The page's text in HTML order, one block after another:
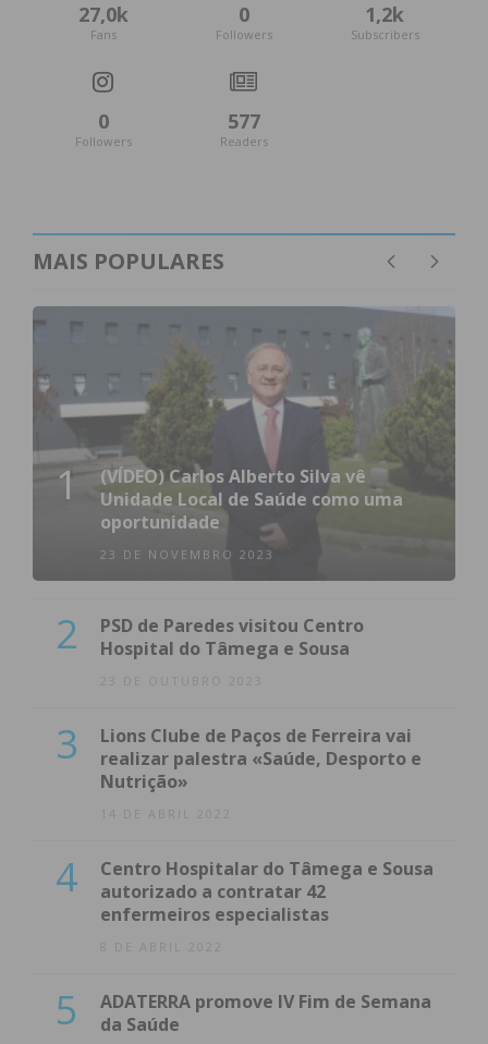
27,0k
Fans
0
Followers
1,2k
Subscribers
0
Followers
577
Readers
MAIS POPULARES
1
(VÍDEO) Carlos Alberto Silva vê
Unidade Local de Saúde como uma
oportunidade
23 DE NOVEMBRO 2023
2
PSD de Paredes visitou Centro
Hospital do Tâmega e Sousa
23 DE OUTUBRO 2023
3
Lions Clube de Paços de Ferreira vai
realizar palestra «Saúde, Desporto e
Nutrição»
14 DE ABRIL 2022
4
Centro Hospitalar do Tâmega e Sousa
autorizado a contratar 42
enfermeiros especialistas
8 DE ABRIL 2022
5
ADATERRA promove IV Fim de Semana
da Saúde